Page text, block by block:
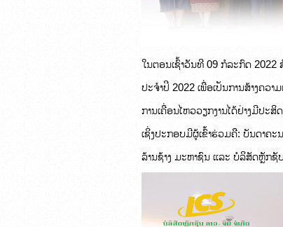
ໃນຕອນເຊົ້າວັນທີ 09 ກໍລະກົດ
ປະຈຳປີ 2022 ເພື່ອເປັນການສ້າງຄວ
ການເຄື່ອນໄຫວວຽກງານໄດ້ຢ່າງມີປ
ເຊິ່ງປະກອບມີຜູ້ເຂົ້າຮ່ວມຄື: ບັນດາຄ
ລ້ານຊ້າງ ມະຫາຊົນ ແລະ ບໍລິສັດຫຼັກຊັ